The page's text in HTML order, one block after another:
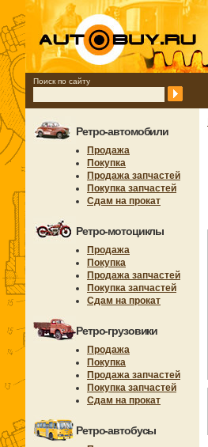
Поиск по сайту
Ретро-автомобили
Продажа
Покупка
Продажа запчастей
Покупка запчастей
Сдам на прокат
Ретро-мотоциклы
Продажа
Покупка
Продажа запчастей
Покупка запчастей
Сдам на прокат
Ретро-грузовики
Продажа
Покупка
Продажа запчастей
Покупка запчастей
Сдам на прокат
Ретро-автобусы